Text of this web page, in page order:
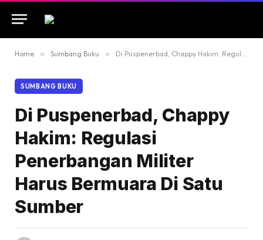
Home » Sumbang Buku » Di Puspenerbad, Chappy Hakim: Regulasi Penerbangan Militer Harus Bermuara Di Satu Sumber
SUMBANG BUKU
Di Puspenerbad, Chappy
Hakim: Regulasi
Penerbangan Militer
Harus Bermuara Di Satu
Sumber